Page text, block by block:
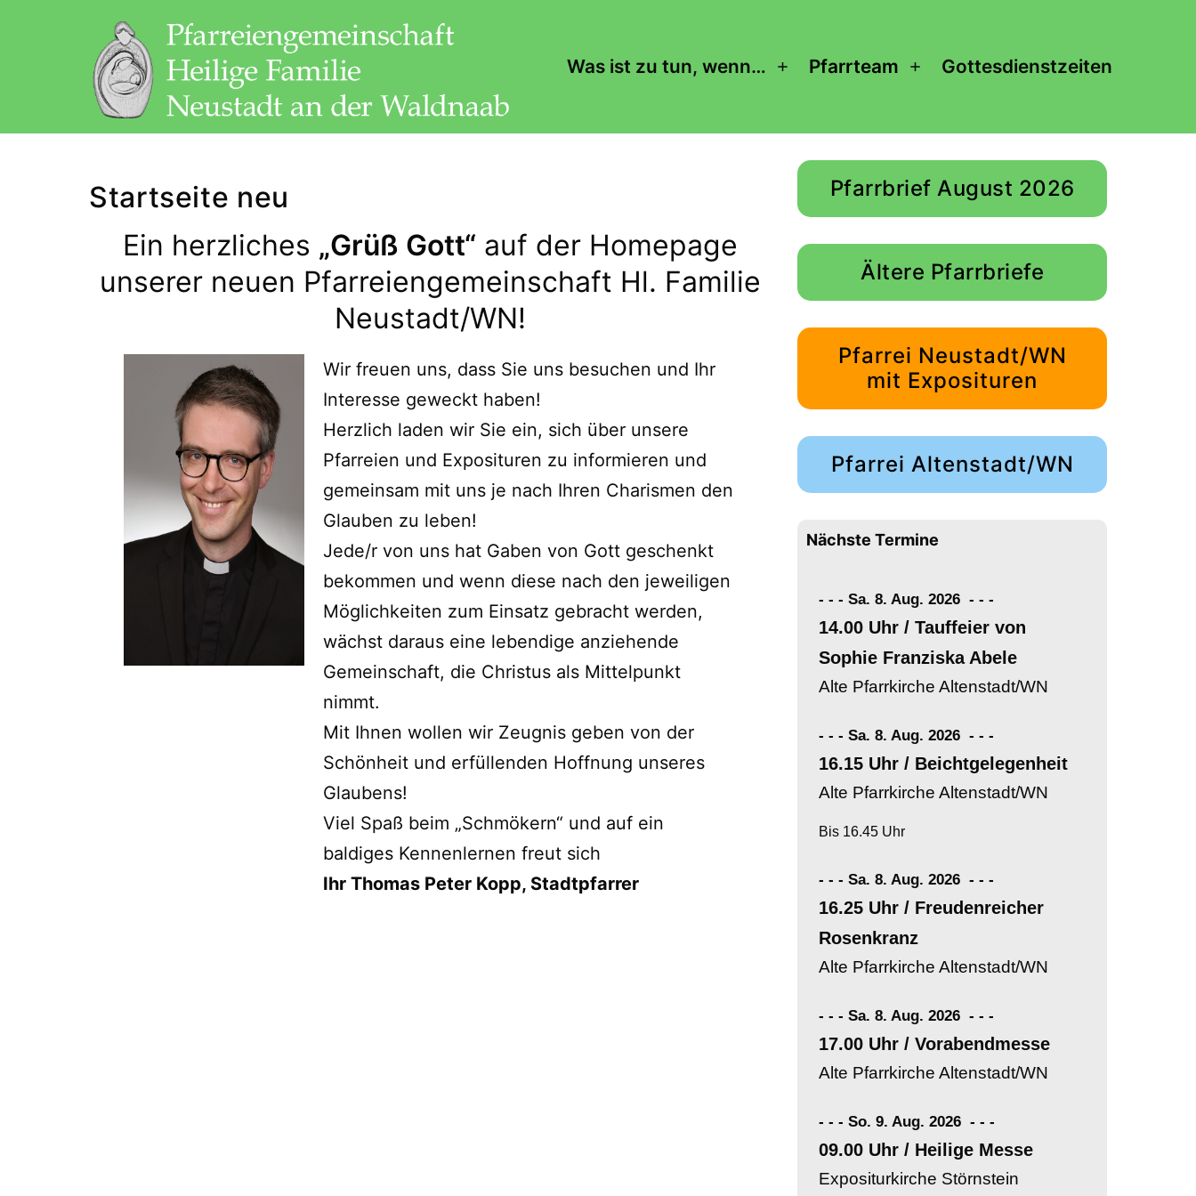
Familie
Neustadt/WN
Was ist zu tun, wenn…
Menü
Pfarrteam
Menü
Gottesdienstzeiten
Startseite neu
Ein herzliches „Grüß Gott“auf der Homepage
unserer neuen Pfarreiengemeinschaft Hl. Familie
Neustadt/WN!
Wir freuen uns, dass Sie uns besuchen und Ihr
Interesse geweckt haben!
Herzlich laden wir Sie ein, sich über unsere
Pfarreien und Exposituren zu informieren und
gemeinsam mit uns je nach Ihren Charismen den
Glauben zu leben!
Jede/r von uns hat Gaben von Gott geschenkt
bekommen und wenn diese nach den jeweiligen
Möglichkeiten zum Einsatz gebracht werden,
wächst daraus eine lebendige anziehende
Gemeinschaft, die Christus als Mittelpunkt
nimmt.
Mit Ihnen wollen wir Zeugnis geben von der
Schönheit und erfüllenden Hoffnung unseres
Glaubens!
Viel Spaß beim „Schmökern“ und auf ein
baldiges Kennenlernen freut sich
Ihr Thomas Peter Kopp, Stadtpfarrer
Pfarrbrief August 2026
Ältere Pfarrbriefe
Pfarrei Neustadt/WN
mit Exposituren
Pfarrei Altenstadt/WN
Nächste Termine
- - - Sa. 8. Aug. 2026 - --
14.00 Uhr / Tauffeier von
Sophie Franziska Abele
Alte Pfarrkirche Altenstadt/WN
- - - Sa. 8. Aug. 2026 - --
16.15 Uhr / Beichtgelegenheit
Alte Pfarrkirche Altenstadt/WN
Bis 16.45 Uhr
- - - Sa. 8. Aug. 2026 - --
16.25 Uhr / Freudenreicher
Rosenkranz
Alte Pfarrkirche Altenstadt/WN
- - - Sa. 8. Aug. 2026 - --
17.00 Uhr / Vorabendmesse
Alte Pfarrkirche Altenstadt/WN
- - - So. 9. Aug. 2026 - --
09.00 Uhr / Heilige Messe
Expositurkirche Störnstein